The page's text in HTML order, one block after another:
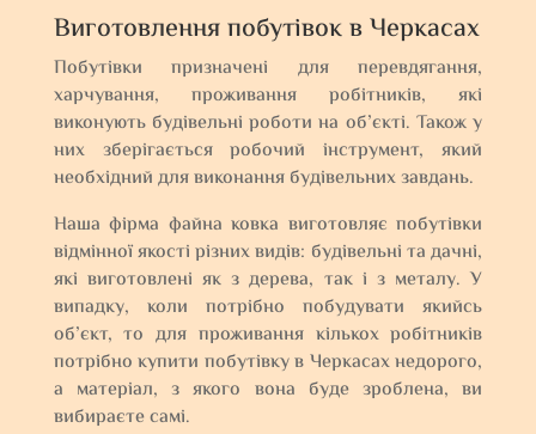
Виготовлення побутівок в Черкасах
Побутівки призначені для перевдягання,
харчування, проживання робітників, які
виконують будівельні роботи на об’єкті. Також у
них зберігається робочий інструмент, який
необхідний для виконання будівельних завдань.
Наша фірма файна ковка виготовляє побутівки
відмінної якості різних видів: будівельні та дачні,
які виготовлені як з дерева, так і з металу. У
випадку, коли потрібно побудувати якийсь
об’єкт, то для проживання кількох робітників
потрібно купити побутівку в Черкасах недорого,
а матеріал, з якого вона буде зроблена, ви
вибираєте самі.